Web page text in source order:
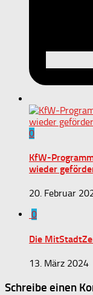
0
KfW-
wieder
20. Februar
0
Die
13. März 2024
Schreibe einen